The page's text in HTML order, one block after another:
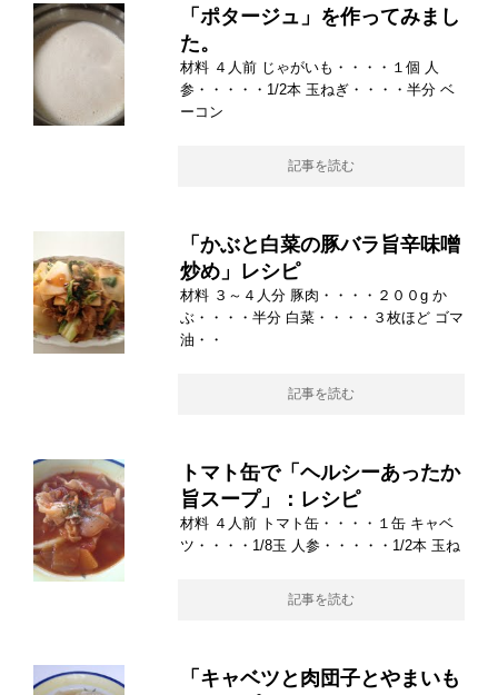
「ポタージュ」を作ってみまし
た。
材料 ４人前 じゃがいも・・・・１個 人
参・・・・・1/2本 玉ねぎ・・・・半分 ベ
ーコン
記事を読む
「かぶと白菜の豚バラ旨辛味噌
炒め」レシピ
材料 ３～４人分 豚肉・・・・２００g か
ぶ・・・・半分 白菜・・・・３枚ほど ゴマ
油・・
記事を読む
トマト缶で「ヘルシーあったか
旨スープ」：レシピ
材料 ４人前 トマト缶・・・・１缶 キャベ
ツ・・・・1/8玉 人参・・・・・1/2本 玉ね
記事を読む
「キャベツと肉団子とやまいも